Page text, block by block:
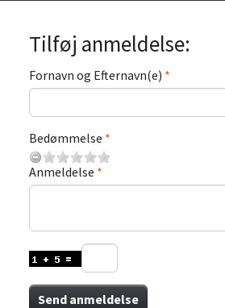
Tilføj anmeldelse:
Fornavn og Efternavn(e)
Bedømmelse
Anmeldelse
Send anmeldelse